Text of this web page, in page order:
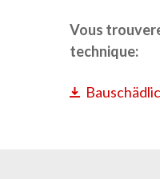
Vous
technique: